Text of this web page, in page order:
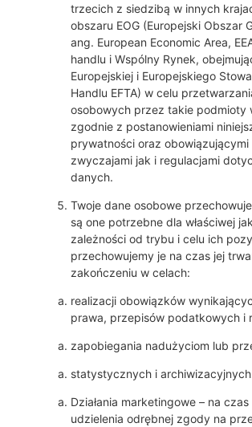
trzecich z siedzibą w innych
obszaru EOG (Europejski Obszar
ang. European Economic Area,
handlu i Wspólny Rynek,
Europejskiej i Europejskiego
Handlu EFTA) w celu
osobowych przez takie podmioty
zgodnie z postanowieniami
prywatności oraz
zwyczajami jak i regulacjami
danych.
Twoje dane osobowe
są one potrzebne dla właściwej
zależności od trybu i celu ich
przechowujemy je na czas jej
zakończeniu w celach:
realizacji obowiązków
prawa, przepisów podatkowych i
zapobiegania nadużyciom lub
statystycznych i
Działania marketingowe – na
udzielenia odrębnej zgody na